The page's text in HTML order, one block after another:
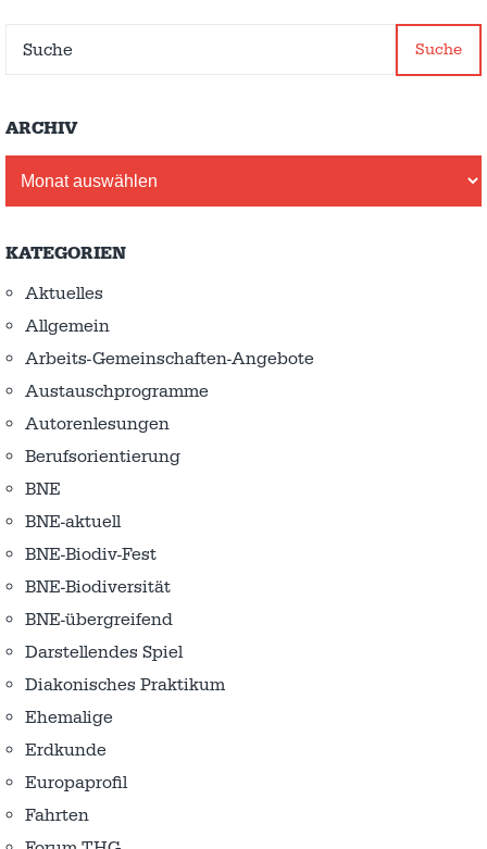
Suche
ARCHIV
KATEGORIEN
Aktuelles
Allgemein
Arbeits-Gemeinschaften-Angebote
Austausch­programme
Autorenlesungen
Berufsorientierung
BNE
BNE-aktuell
BNE-Biodiv-Fest
BNE-Biodiversität
BNE-übergreifend
Darstellendes Spiel
Diakonisches Praktikum
Ehemalige
Erdkunde
Europaprofil
Fahrten